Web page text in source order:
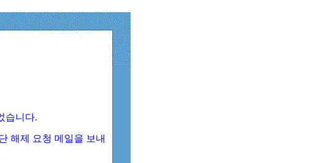
습니다.
해제 요청 메일을 보내